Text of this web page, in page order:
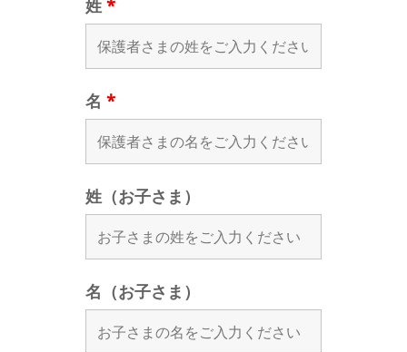
姓 *
名 *
姓（お子さま）
名（お子さま）